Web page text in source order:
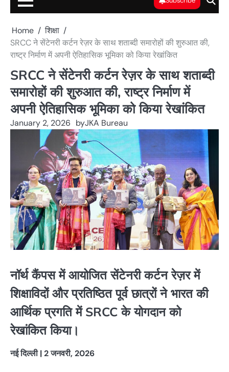
Home
शिक्षा
SRCC ने सेंटेनरी कर्टन रेज़र के साथ शताब्दी समारोहों की शुरुआत की,
राष्ट्र निर्माण में अपनी ऐतिहासिक भूमिका को किया रेखांकित
SRCC ने सेंटेनरी कर्टन रेज़र के साथ शताब्दी
समारोहों की शुरुआत की, राष्ट्र निर्माण में
अपनी ऐतिहासिक भूमिका को किया रेखांकित
January 2, 2026 byJKA Bureau
नॉर्थ कैंपस में आयोजित सेंटेनरी कर्टन रेज़र में
शिक्षाविदों और प्रतिष्ठित पूर्व छात्रों ने भारत की
आर्थिक प्रगति में SRCC के योगदान को
रेखांकित किया।
नई दिल्ली | 2 जनवरी, 2026